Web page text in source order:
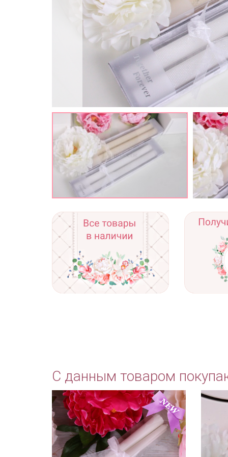
С данным товаром